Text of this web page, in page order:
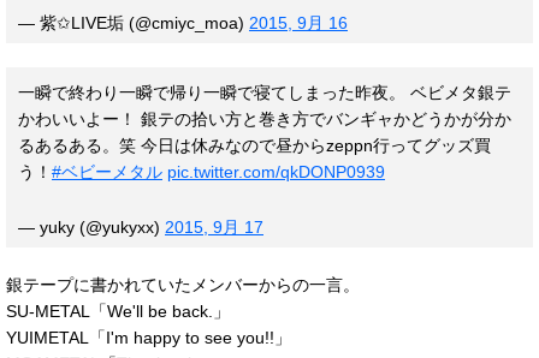
— 紫✩LIVE垢 (@cmiyc_moa) 2015, 9月 16
一瞬で終わり一瞬で帰り一瞬で寝てしまった昨夜。 ベビメタ銀テ
かわいいよー！ 銀テの拾い方と巻き方でバンギャかどうかが分か
るあるある。笑 今日は休みなので昼からzeppn行ってグッズ買
う！ #ベビーメタル pic.twitter.com/qkDONP0939
— yuky (@yukyxx) 2015, 9月 17
銀テープに書かれていたメンバーからの一言。
SU-METAL「We'll be back.」
YUIMETAL「I'm happy to see you!!」